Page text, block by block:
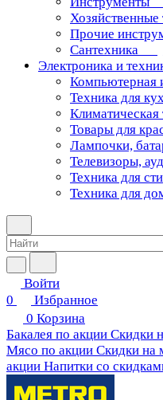
Хозяйственные
Прочие
Сантехника
Электроника и
Компьютерная
Техника для
Климатическая
Товары для
Лампочки,
Телевизоры,
Техника для
Техника для
Войти
0
Избранное
0 Корзина
Бакалея по акции Скидки
Мясо по акции Скидки на
акции Напитки со